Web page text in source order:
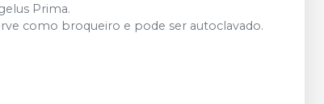
Prima.
como broqueiro e pode ser autoclavado.